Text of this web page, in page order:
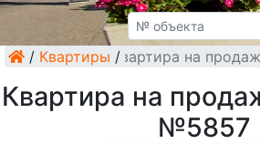
/ Квартиры /
Квартира на
Квартира на
№5857